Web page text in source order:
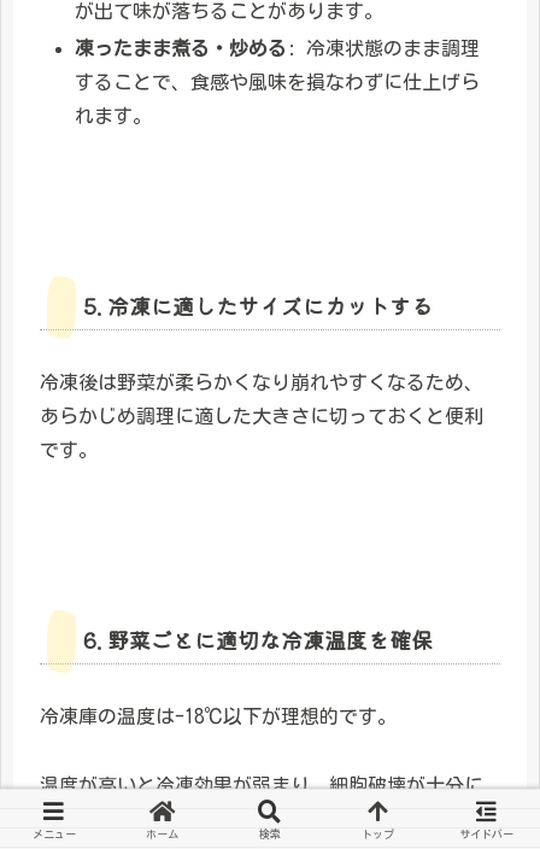
が出て味が落ちることがあります。
凍ったまま煮る・炒める : 冷凍状態のまま調理
することで、食感や風味を損なわずに仕上げら
れます。
5. 冷凍に適したサイズにカットする
冷凍後は野菜が柔らかくなり崩れやすくなるため、
あらかじめ調理に適した大きさに切っておくと便利
です。
6. 野菜ごとに適切な冷凍温度を確保
冷凍庫の温度は-18℃以下が理想的です。
温度が高いと冷凍効果が弱まり、細胞破壊が十分に
おこなわれない場合があります。
メニュー ホーム 検索 トップ サイドバー